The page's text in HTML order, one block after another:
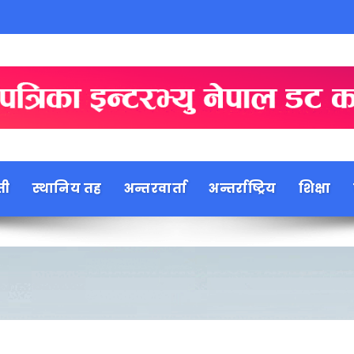
स्थानिय तह अन्तरवार्ता अन्तर्राष्ट्रिय शिक्षा